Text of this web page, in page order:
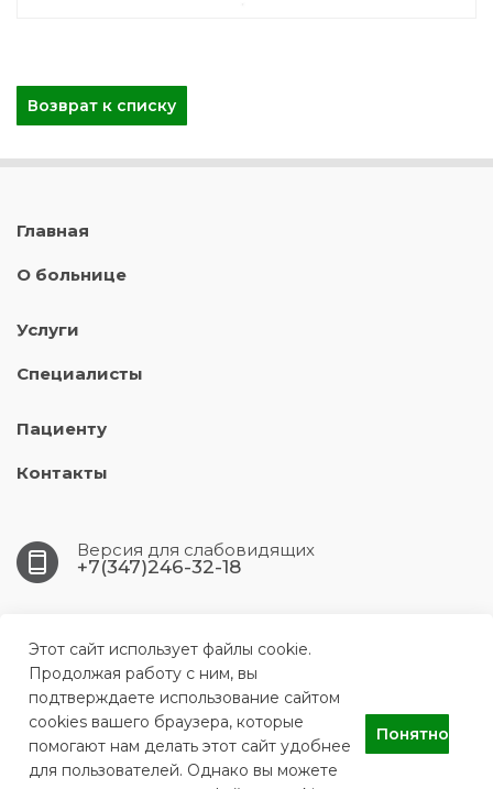
Возврат к списку
Главная
О больнице
Услуги
Специалисты
Пациенту
Контакты
Версия для слабовидящих
+7(347)246-32-18
летия Октября, д. 16/1
UFA.DSP3@doctorrb.ru
Этот сайт использует файлы cookie.
Продолжая работу с ним, вы
подтверждаете использование сайтом
cookies вашего браузера, которые
помогают нам делать этот сайт удобнее
для пользователей. Однако вы можете
Понятно